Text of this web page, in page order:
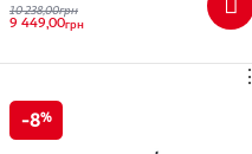
10 238,00грн
9 449,00грн
⋮
8